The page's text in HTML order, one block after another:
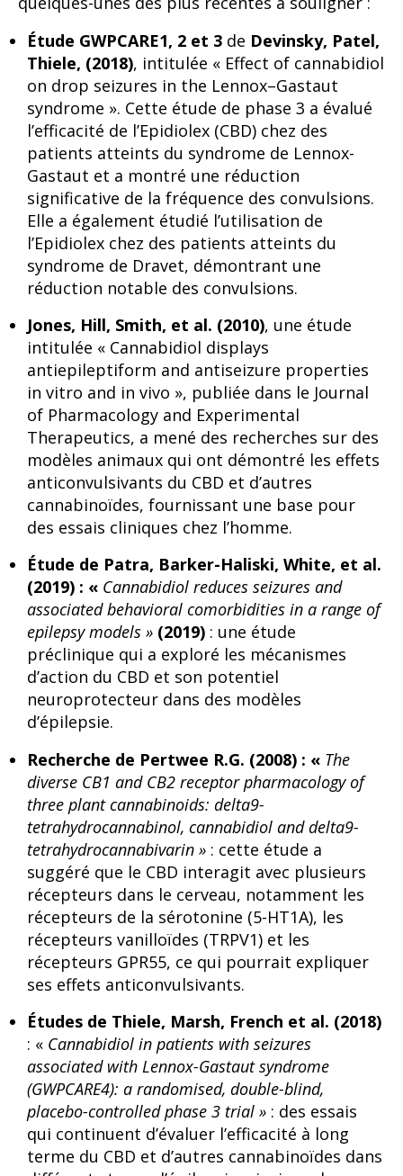
Étude GWPCARE1, 2 et 3 de Devinsky, Patel,
Thiele, (2018), intitulée « Effect of cannabidiol
on drop seizures in the Lennox–Gastaut
syndrome ». Cette étude de phase 3 a évalué
l’efficacité de l’Epidiolex (CBD) chez des
patients atteints du syndrome de Lennox-
Gastaut et a montré une réduction
significative de la fréquence des convulsions.
Elle a également étudié l’utilisation de
l’Epidiolex chez des patients atteints du
syndrome de Dravet, démontrant une
réduction notable des convulsions.
Jones, Hill, Smith, et al. (2010), une étude
intitulée « Cannabidiol displays
antiepileptiform and antiseizure properties
in vitro and in vivo », publiée dans le Journal
of Pharmacology and Experimental
Therapeutics, a mené des recherches sur des
modèles animaux qui ont démontré les effets
anticonvulsivants du CBD et d’autres
cannabinoïdes, fournissant une base pour
des essais cliniques chez l’homme.
Étude de Patra, Barker-Haliski, White, et al.
(2019) : « Cannabidiol reduces seizures and
associated behavioral comorbidities in a range of
epilepsy models » (2019) : une étude
préclinique qui a exploré les mécanismes
d’action du CBD et son potentiel
neuroprotecteur dans des modèles
d’épilepsie.
Recherche de Pertwee R.G. (2008) : « The
diverse CB1 and CB2 receptor pharmacology of
three plant cannabinoids: delta9-
tetrahydrocannabinol, cannabidiol and delta9-
tetrahydrocannabivarin » : cette étude a
suggéré que le CBD interagit avec plusieurs
récepteurs dans le cerveau, notamment les
récepteurs de la sérotonine (5-HT1A), les
récepteurs vanilloïdes (TRPV1) et les
récepteurs GPR55, ce qui pourrait expliquer
ses effets anticonvulsivants.
Études de Thiele, Marsh, French et al. (2018)
: « Cannabidiol in patients with seizures
associated with Lennox-Gastaut syndrome
(GWPCARE4): a randomised, double-blind,
placebo-controlled phase 3 trial » : des essais
qui continuent d’évaluer l’efficacité à long
terme du CBD et d’autres cannabinoïdes dans